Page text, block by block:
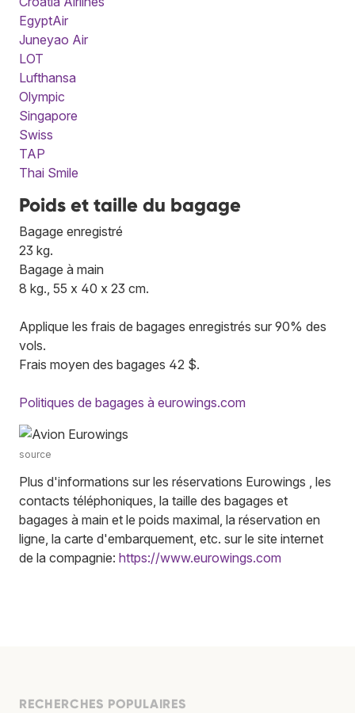
EgyptAir
Juneyao Air
LOT
Lufthansa
Olympic
Singapore
Swiss
TAP
Thai Smile
Poids et taille du bagage
Bagage enregistré
23 kg.
Bagage à main
8 kg., 55 x 40 x 23 cm.
Applique les frais de bagages enregistrés sur 90% des
vols.
Frais moyen des bagages 42 $.
Politiques de bagages à eurowings.com
source
Plus d'informations sur les réservations Eurowings , les
contacts téléphoniques, la taille des bagages et
bagages à main et le poids maximal, la réservation en
ligne, la carte d'embarquement, etc. sur le site internet
de la compagnie: https://www.eurowings.com
RECHERCHES POPULAIRES